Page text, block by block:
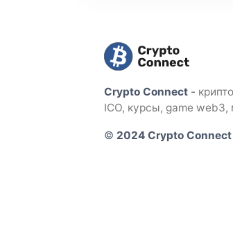
Crypto Connect -
ICO, курсы, game
© 2024 Crypto Connect